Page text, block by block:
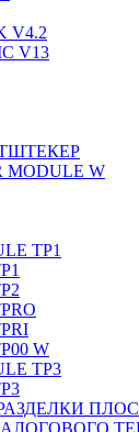
V4.2
V13
MODULE W
TP1
W
TP3